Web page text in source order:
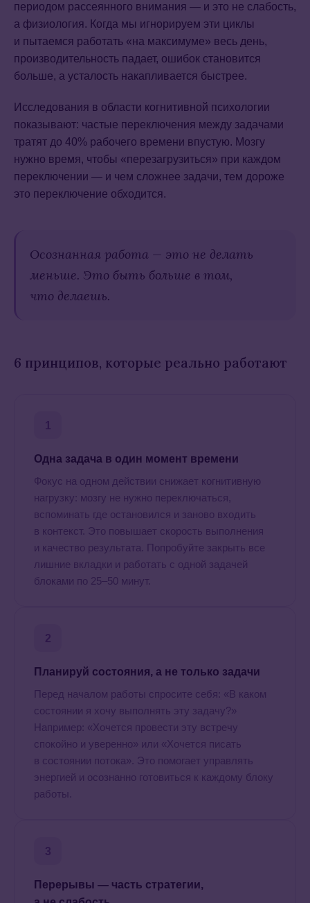
периодом рассеянного внимания — и это не слабость,
а физиология. Когда мы игнорируем эти циклы
и пытаемся работать «на максимуме» весь день,
производительность падает, ошибок становится
больше, а усталость накапливается быстрее.
Исследования в области когнитивной психологии
показывают: частые переключения между задачами
тратят до 40% рабочего времени впустую. Мозгу
нужно время, чтобы «перезагрузиться» при каждом
переключении — и чем сложнее задачи, тем дороже
это переключение обходится.
Осознанная работа — это не делать
меньше. Это быть больше в том,
что делаешь.
6 принципов, которые реально работают
Одна задача в один момент времени
Фокус на одном действии снижает когнитивную
нагрузку: мозгу не нужно переключаться,
вспоминать где остановился и заново входить
в контекст. Это повышает скорость выполнения
и качество результата. Попробуйте закрыть все
лишние вкладки и работать с одной задачей
блоками по 25–50 минут.
2
Планируй состояния, а не только задачи
Перед началом работы спросите себя: «В каком
состоянии я хочу выполнять эту задачу?»
Например: «Хочется провести эту встречу
спокойно и уверенно» или «Хочется писать
в состоянии потока». Это помогает управлять
энергией и осознанно готовиться к каждому блоку
работы.
3
Перерывы — часть стратегии,